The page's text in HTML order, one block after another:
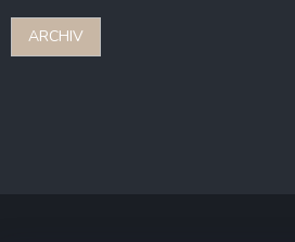
ARCHIV